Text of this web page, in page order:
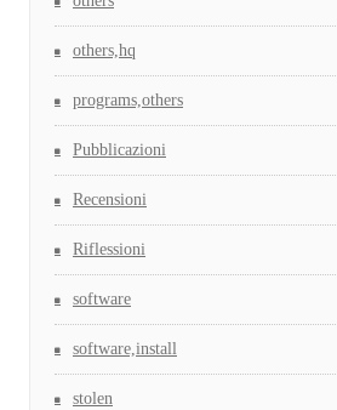
others,hq
programs,others
Pubblicazioni
Recensioni
Riflessioni
software
software,install
stolen